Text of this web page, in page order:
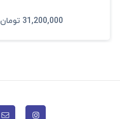
31,200,000 تومان